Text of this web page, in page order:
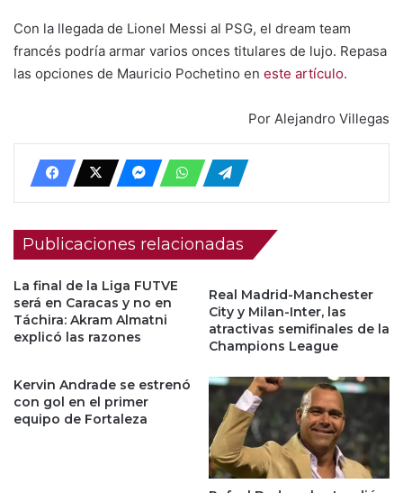
Con la llegada de Lionel Messi al PSG, el dream team
francés podría armar varios onces titulares de lujo. Repasa
las opciones de Mauricio Pochetino en este artículo.
Por Alejandro Villegas
Publicaciones relacionadas
La final de la Liga FUTVE
será en Caracas y no en
Táchira: Akram Almatni
explicó las razones
Real Madrid-Manchester
City y Milan-Inter, las
atractivas semifinales de la
Champions League
Kervin Andrade se estrenó
con gol en el primer
equipo de Fortaleza